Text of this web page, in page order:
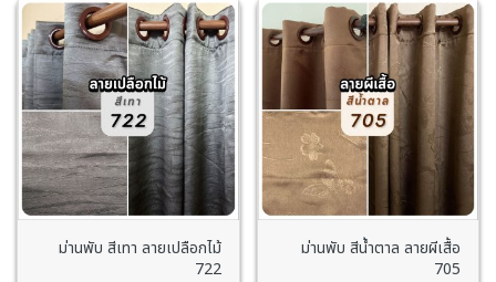
ม่านพับ สีเทา ลายเปลือกไม้
722
ม่านพับ สีน้ำตาล ลายผีเสื้อ
705